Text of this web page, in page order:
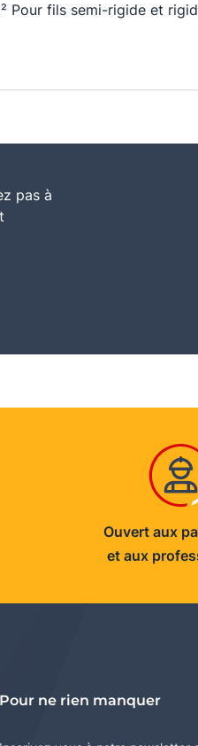
fils semi-rigide et
pas à
Ouvert aux
et aux
Pour ne rien manquer